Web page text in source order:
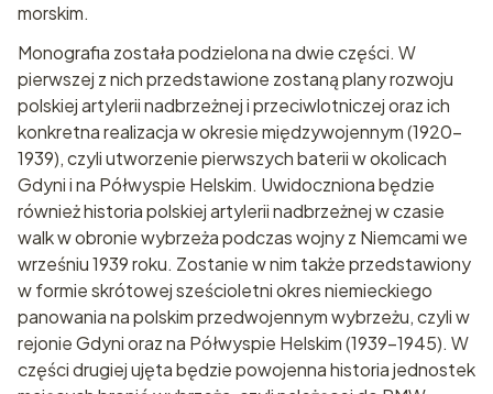
morskim.
Monografia została podzielona na dwie części. W
pierwszej z nich przedstawione zostaną plany rozwoju
polskiej artylerii nadbrzeżnej i przeciwlotniczej oraz ich
konkretna realizacja w okresie międzywojennym (1920-
1939), czyli utworzenie pierwszych baterii w okolicach
Gdyni i na Półwyspie Helskim. Uwidoczniona będzie
również historia polskiej artylerii nadbrzeżnej w czasie
walk w obronie wybrzeża podczas wojny z Niemcami we
wrześniu 1939 roku. Zostanie w nim także przedstawiony
w formie skrótowej sześcioletni okres niemieckiego
panowania na polskim przedwojennym wybrzeżu, czyli w
rejonie Gdyni oraz na Półwyspie Helskim (1939-1945). W
części drugiej ujęta będzie powojenna historia jednostek